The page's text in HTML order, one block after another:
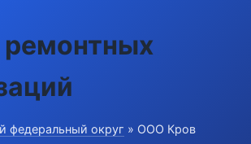
ремонтных
округ » ООО Кров